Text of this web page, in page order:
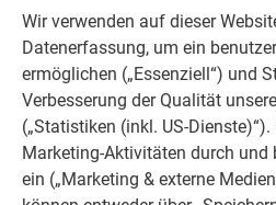
Wir verwenden auf dieser
Datenerfassung, um ein
ermöglichen („Essenziell“) und
Verbesserung der Qualität
(„Statistiken (inkl. US-
Marketing-Aktivitäten durch und
ein („Marketing & externe
ERFAHRUNGSBERICHTE
ZUFRIEDENE KUNDEN